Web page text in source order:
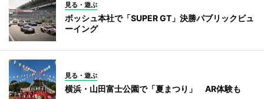
見る・遊ぶ
ボッシュ本社で「SUPER GT」決勝パブリックビュ
ーイング
見る・遊ぶ
横浜・山田富士公園で「夏まつり」 AR体験も